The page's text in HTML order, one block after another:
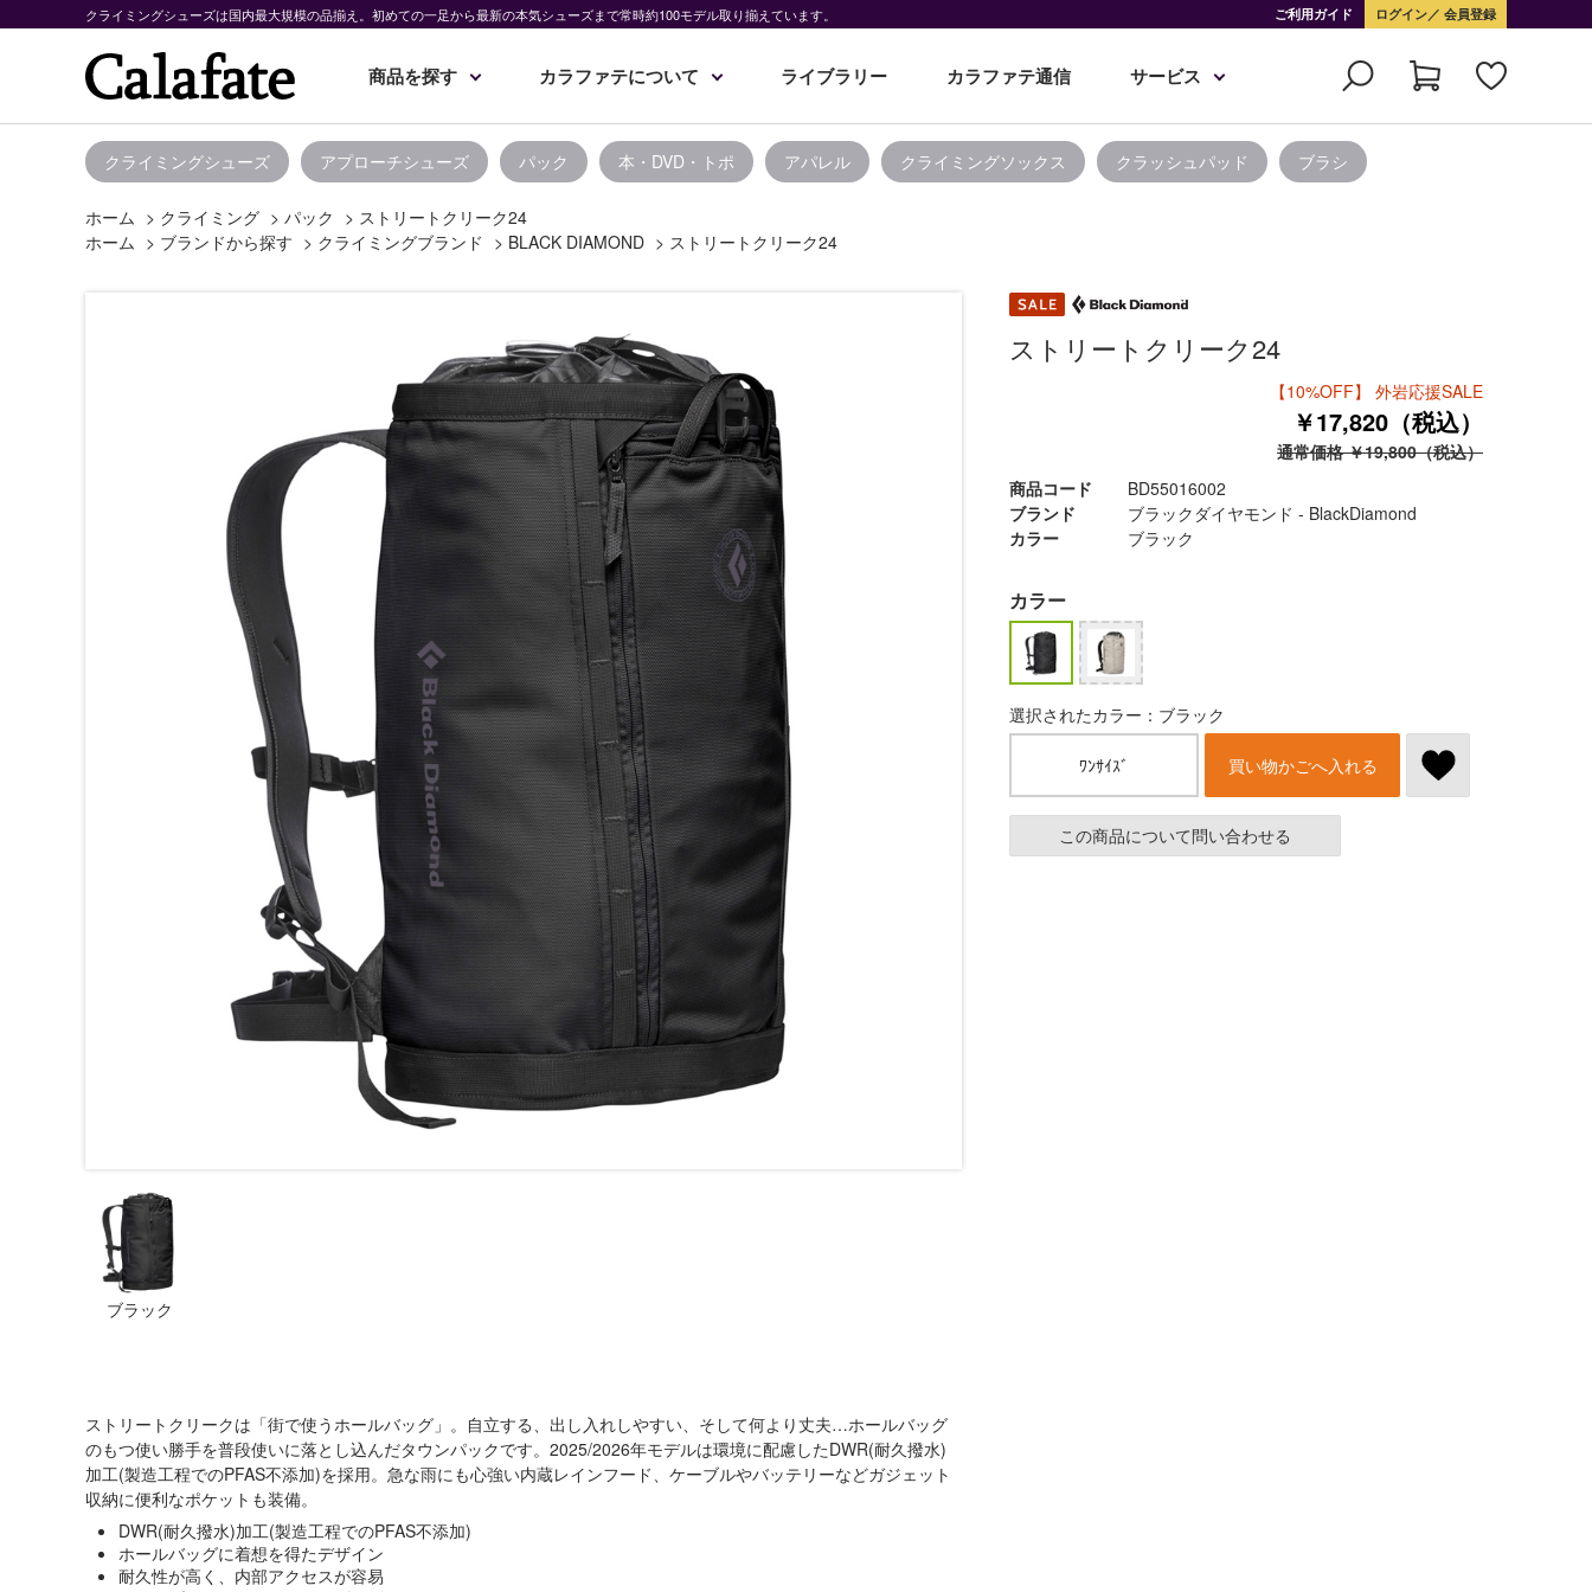
クライミングシューズは国内最大規模の品揃え。初めての一足から最新の本気シューズまで常時約100モデル取り揃えています。 ご利用ガイド ログイン 会員登録
商品を探す カラファテについて ライブラリー カラファテ通信 サービス
クライミングシューズ アプローチシューズ パック 本・DVD・トポ アパレル クライミングソックス クラッシュパッド ブラシ
ホーム > クライミング > パック > ストリートクリーク24
ホーム > ブランドから探す > クライミングブランド > BLACK DIAMOND > ストリートクリーク24
ブラック
ストリートクリークは「街で使うホールバッグ」。自立する、出し入れしやすい、そして何より丈夫…ホールバッグ
のもつ使い勝手を普段使いに落とし込んだタウンパックです。2025/2026年モデルは環境に配慮したDWR(耐久撥水)
加工(製造工程でのPFAS不添加)を採用。急な雨にも心強い内蔵レインフード、ケーブルやバッテリーなどガジェット
収納に便利なポケットも装備。
DWR(耐久撥水)加工(製造工程でのPFAS不添加)
ホールバッグに着想を得たデザイン
耐久性が高く、内部アクセスが容易
ストリートクリーク24
【10%OFF】 外岩応援SALE
￥17,820（税込）
通常価格 ￥19,800（税込）
商品コード
BD55016002
ブランド
ブラックダイヤモンド - BlackDiamond
カラー
ブラック
カラー
選択されたカラー：ブラック
ﾜﾝｻｲｽﾞ 買い物かごへ入れる
この商品について問い合わせる